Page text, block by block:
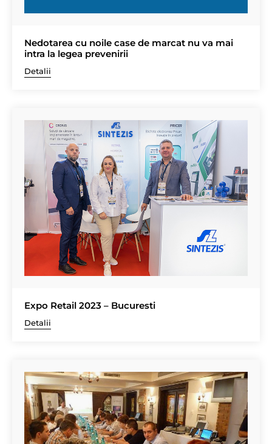
Nedotarea cu noile case de marcat nu va mai
intra la legea prevenirii
Detalii
Expo Retail 2023 – Bucuresti
Detalii